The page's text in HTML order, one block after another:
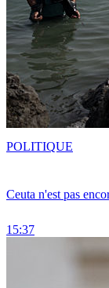
Ceuta n'est pas
15:37
POLITIQUE